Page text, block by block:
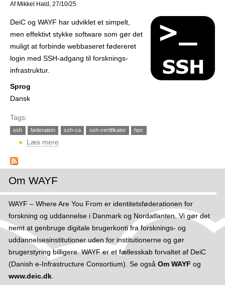
r
Af Mikkel Hald , 27/10/25
DeiC og WAYF har udviklet et simpelt,
men effektivt stykke software som gør det
muligt at forbinde web­baseret fødereret
login med SSH-adgang til forsknings­
infrastruktur.
Sprog
Dansk
Tags:
ssh føderation ssh-ca ssh-certifikater hpc
Læs mere
o
v
S
S
H
-
a
d
Om WAYF
WAYF – Where Are You From er identitetsføderationen for
forskning og uddannelse i Danmark og Nordatlanten. Vi gør det
nemt at genbruge digitale brugerkonti fra forsknings- og
uddannelsesinstitutioner uden for institutionerne og gør
brugerstyring billigere. WAYF er et fællesskab forvaltet af DeiC
(Danish e-Infrastructure Consortium). Se også Om WAYF og
www.deic.dk.